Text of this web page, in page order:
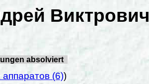
Виктрович
absolviert
аппаратов (6))